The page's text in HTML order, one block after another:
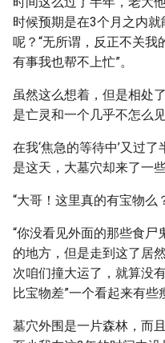
时候预期是在3个月之内
呢？“无所谓，反正不关
有事我也帮不上忙”。
虽然这么想着，但是相处
是亡灵和一个几乎不怎么
在我‘焦急的等待中’又过
是这天，大墓穴却来了一些
“大哥！这里真的有宝物么
“你没看见外面的那些食
的地方，但是走到这了居
次咱们撞大运了，就算没
比宝物差”一个看起来有些
墓穴外围是一片森林，而